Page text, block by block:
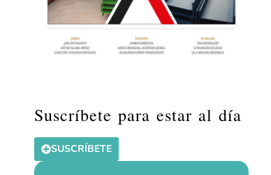
Suscríbete para estar al día
SUSCRÍBETE